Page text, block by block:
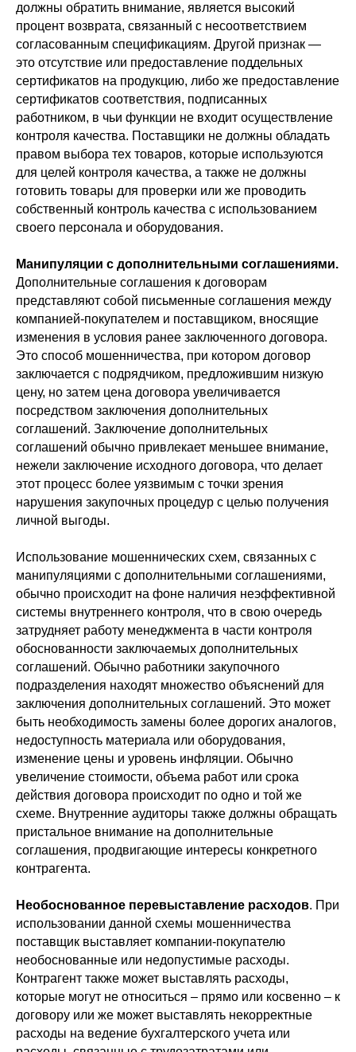
должны обратить внимание, является высокий
процент возврата, связанный с несоответствием
согласованным спецификациям. Другой признак —
это отсутствие или предоставление поддельных
сертификатов на продукцию, либо же предоставление
сертификатов соответствия, подписанных
работником, в чьи функции не входит осуществление
контроля качества. Поставщики не должны обладать
правом выбора тех товаров, которые используются
для целей контроля качества, а также не должны
готовить товары для проверки или же проводить
собственный контроль качества с использованием
своего персонала и оборудования.
Манипуляции с дополнительными соглашениями.
Дополнительные соглашения к договорам
представляют собой письменные соглашения между
компанией-покупателем и поставщиком, вносящие
изменения в условия ранее заключенного договора.
Это способ мошенничества, при котором договор
заключается с подрядчиком, предложившим низкую
цену, но затем цена договора увеличивается
посредством заключения дополнительных
соглашений. Заключение дополнительных
соглашений обычно привлекает меньшее внимание,
нежели заключение исходного договора, что делает
этот процесс более уязвимым с точки зрения
нарушения закупочных процедур с целью получения
личной выгоды.
Использование мошеннических схем, связанных с
манипуляциями с дополнительными соглашениями,
обычно происходит на фоне наличия неэффективной
системы внутреннего контроля, что в свою очередь
затрудняет работу менеджмента в части контроля
обоснованности заключаемых дополнительных
соглашений. Обычно работники закупочного
подразделения находят множество объяснений для
заключения дополнительных соглашений. Это может
быть необходимость замены более дорогих аналогов,
недоступность материала или оборудования,
изменение цены и уровень инфляции. Обычно
увеличение стоимости, объема работ или срока
действия договора происходит по одно и той же
схеме. Внутренние аудиторы также должны обращать
пристальное внимание на дополнительные
соглашения, продвигающие интересы конкретного
контрагента.
Необоснованное перевыставление расходов. При
использовании данной схемы мошенничества
поставщик выставляет компании-покупателю
необоснованные или недопустимые расходы.
Контрагент также может выставлять расходы,
которые могут не относиться – прямо или косвенно – к
договору или же может выставлять некорректные
расходы на ведение бухгалтерского учета или